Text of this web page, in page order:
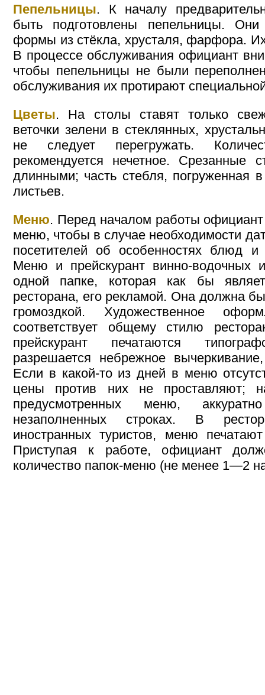
Пепельницы. К началу
быть подготовлены пепельницы.
формы из стёкла, хрусталя, фарфора.
В процессе обслуживания официант
чтобы пепельницы не были
обслуживания их протирают
Цветы. На столы ставят только
веточки зелени в стеклянных,
не следует перегружать.
рекомендуется нечетное.
длинными; часть стебля, погруженная
листьев.
Меню. Перед началом работы официант
меню, чтобы в случае необходимости
посетителей об особенностях блюд и
Меню и прейскурант винно-водочных
одной папке, которая как бы
ресторана, его рекламой. Она должна
громоздкой. Художественное
соответствует общему стилю
прейскурант печатаются
разрешается небрежное
Если в какой-то из дней в меню
цены против них не проставляют;
предусмотренных меню,
незаполненных строках. В
иностранных туристов, меню
Приступая к работе, официант
количество папок-меню (не менее 1—2